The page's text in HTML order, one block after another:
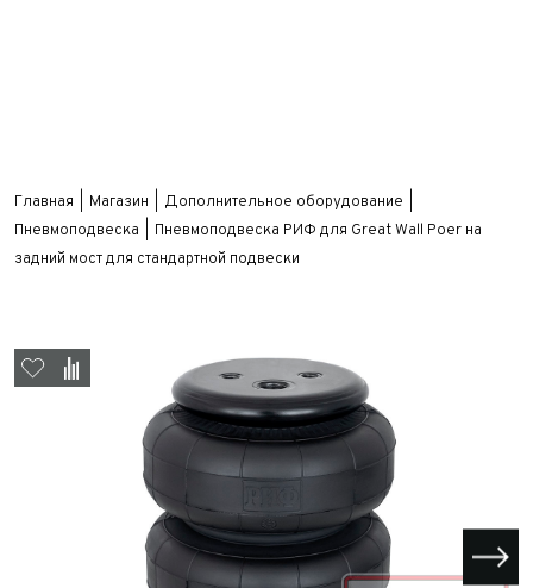
Главная Магазин
Дополнительное оборудование
Пневмоподвеска
Пневмоподвеска РИФ для Great Wall Poer на
задний мост для стандартной подвески